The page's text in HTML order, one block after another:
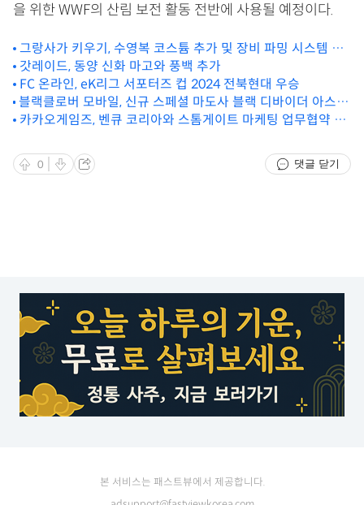
을 위한 WWF의 산림 보전 활동 전반에 사용될 예정이다.
그랑사가 키우기, 수영복 코스튬 추가 및 장비 파밍 시스템 추
가 예정
갓레이드, 동양 신화 마고와 풍백 추가
FC 온라인, eK리그 서포터즈 컵 2024 전북현대 우승
블랙클로버 모바일, 신규 스페셜 마도사 블랙 디바이더 아스타
업데이트
카카오게임즈, 벤큐 코리아와 스톰게이트 마케팅 업무협약 체
0 댓글 닫기
본 서비스는 패스트뷰에서 제공합니다.